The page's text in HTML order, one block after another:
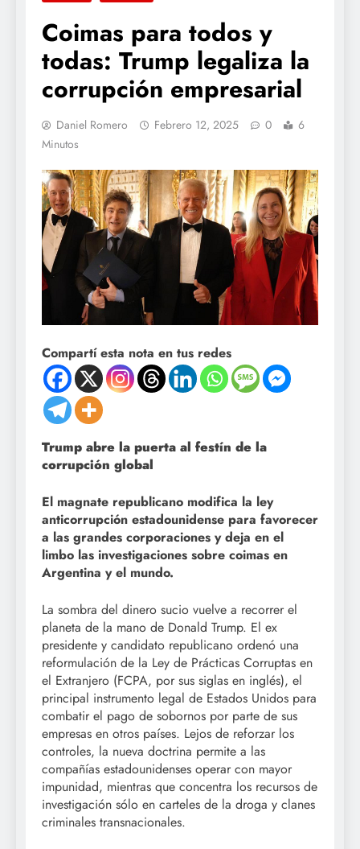
Coimas para todos y
todas: Trump legaliza la
corrupción empresarial
Daniel Romero Febrero 12, 2025 0
6
Minutos
Compartí esta nota en tus redes
Trump abre la puerta al festín de la
corrupción global
El magnate republicano modifica la ley
anticorrupción estadounidense para favorecer
a las grandes corporaciones y deja en el
limbo las investigaciones sobre coimas en
Argentina y el mundo.
La sombra del dinero sucio vuelve a recorrer el
planeta de la mano de Donald Trump. El ex
presidente y candidato republicano ordenó una
reformulación de la Ley de Prácticas Corruptas en
el Extranjero (FCPA, por sus siglas en inglés), el
principal instrumento legal de Estados Unidos para
combatir el pago de sobornos por parte de sus
empresas en otros países. Lejos de reforzar los
controles, la nueva doctrina permite a las
compañías estadounidenses operar con mayor
impunidad, mientras que concentra los recursos de
investigación sólo en carteles de la droga y clanes
criminales transnacionales.